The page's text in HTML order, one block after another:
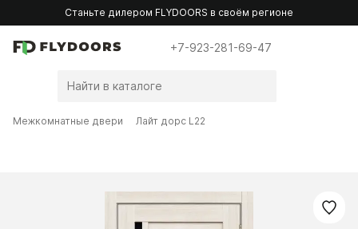
Станьте дилером FLYDOORS в своём регионе
+7-923-281-69-47
Межкомнатные двери Лайт дорс L22